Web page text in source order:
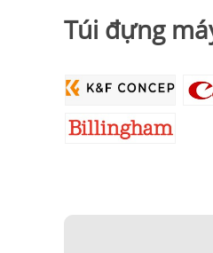
Túi đựng